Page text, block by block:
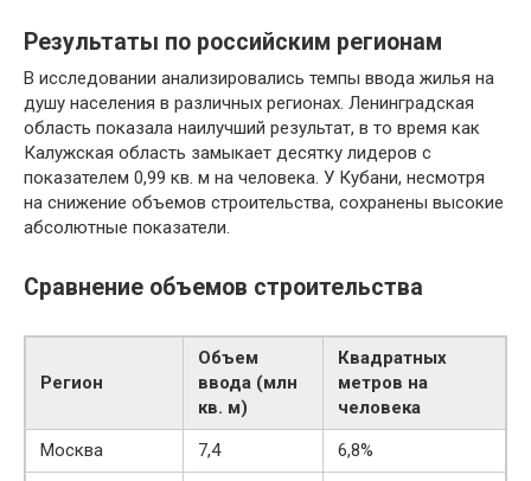
Результаты по российским регионам
В исследовании анализировались темпы ввода жилья на
душу населения в различных регионах. Ленинградская
область показала наилучший результат, в то время как
Калужская область замыкает десятку лидеров с
показателем 0,99 кв. м на человека. У Кубани, несмотря
на снижение объемов строительства, сохранены высокие
абсолютные показатели.
Сравнение объемов строительства
Регион
Объем
ввода (млн
кв. м)
Квадратных
метров на
человека
Москва
7,4
6,8%